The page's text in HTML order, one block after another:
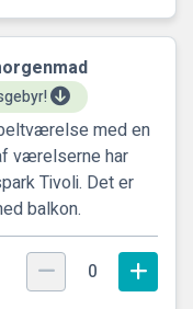
med en
værelserne har
Tivoli. Det er
balkon.
0